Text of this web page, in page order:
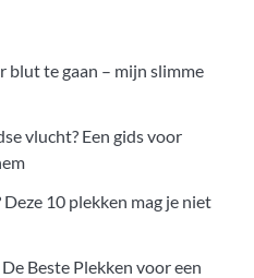
blut te gaan – mijn slimme
vlucht? Een gids voor
10 plekken mag je niet
Beste Plekken voor een